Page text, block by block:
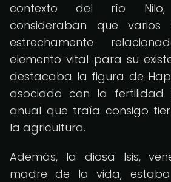
contexto del río
consideraban que varios
estrechamente
elemento vital para su
destacaba la figura de
asociado con la fertilidad
anual que traía consigo
la agricultura.
Además, la diosa Isis,
madre de la vida, estaba